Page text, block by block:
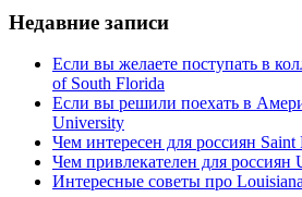
Недавние записи
Если вы желаете поступать в
of South Florida
Если вы решили поехать в
University
Чем интересен для россиян
Чем привлекателен для россиян
Интересные советы про